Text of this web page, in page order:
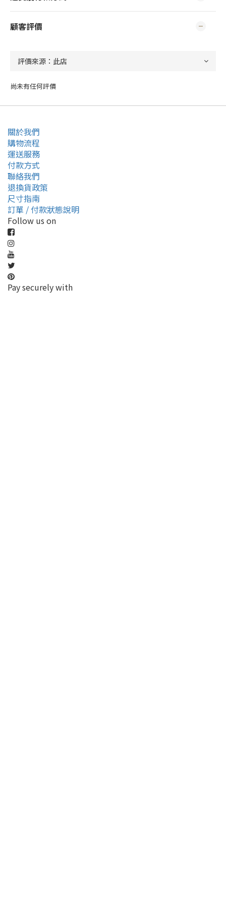
顧客評價
尚未有任何評價
關於我們
購物流程
運送服務
付款方式
聯絡我們
退換貨政策
尺寸指南
訂單 / 付款狀態說明
Follow us on
Pay securely with